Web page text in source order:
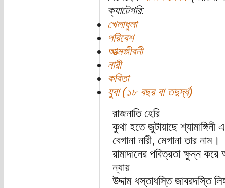
ক্যাটেগরি:
খেলাধুলা
পরিবেশ
আত্মজীবনী
নারী
কবিতা
যুবা (১৮ বছর বা তদুর্দ্ধ)
রাজনাতি হেরি
কুথা হতে জুটায়াছে শ্যামাঙ্গিনী
বেগানা নারী, মেগানা তার নাম।
রামাদানের পবিত্রতা ক্ষুন্ন
ন্যায়
উদ্দাম ধস্তাধস্তি জাবরদস্তি